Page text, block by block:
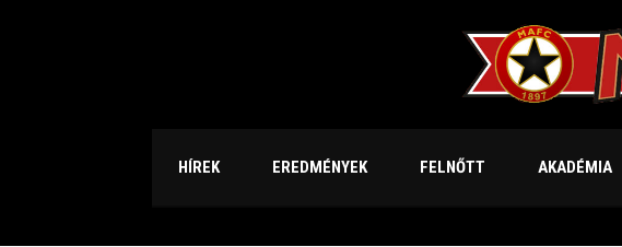
HÍREK EREDMÉNYEK FELNŐTT AKADÉMIA